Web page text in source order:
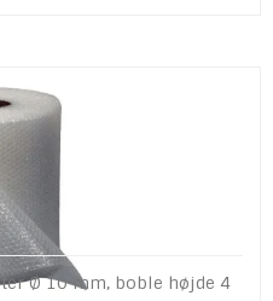
Ø 10 mm, boble højde 4